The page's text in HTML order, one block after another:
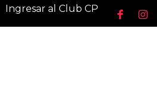
Ingresar al Club CP